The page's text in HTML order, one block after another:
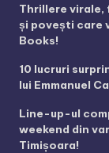
Thrillere virale,
și povești care
Books!
10 lucruri
lui Emmanuel
Line-up-ul
weekend din
Timișoara!